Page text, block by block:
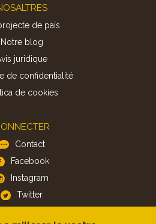
de país
Notre blog
juridique
de confidentialité
de cookies
Contact
Facebook
Instagram
Twitter